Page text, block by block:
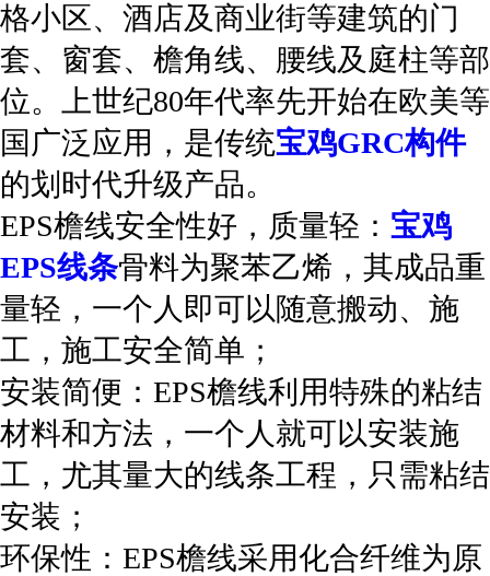
格小区、酒店及商业街等建筑的门
套、窗套、檐角线、腰线及庭柱等部
位。上世纪80年代率先开始在欧美等
国广泛应用，是传统宝鸡GRC构件
的划时代升级产品。
EPS檐线安全性好，质量轻： 宝鸡
EPS线条骨料为聚苯乙烯，其成品重
量轻，一个人即可以随意搬动、施
工，施工安全简单；
安装简便：EPS檐线利用特殊的粘结
材料和方法，一个人就可以安装施
工，尤其量大的线条工程，只需粘结
安装；
环保性：EPS檐线采用化合纤维为原